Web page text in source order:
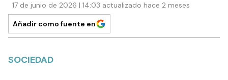
17 de junio de 2026 | 14:03 actualizado hace 2 meses
Añadir como fuente en
SOCIEDAD